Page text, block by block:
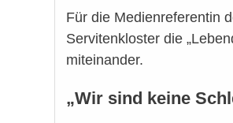
Für die Medienreferentin
Servitenkloster die
miteinander.
„Wir sind keine